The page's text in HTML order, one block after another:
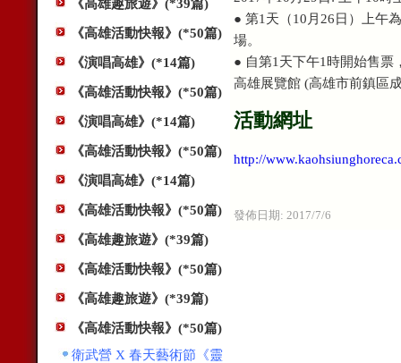
《高雄趣旅遊》(*39篇)
《高雄活動快報》(*50篇)
《演唱高雄》(*14篇)
《高雄活動快報》(*50篇)
《演唱高雄》(*14篇)
《高雄活動快報》(*50篇)
《演唱高雄》(*14篇)
《高雄活動快報》(*50篇)
《高雄趣旅遊》(*39篇)
《高雄活動快報》(*50篇)
《高雄趣旅遊》(*39篇)
《高雄活動快報》(*50篇)
衛武營 X 春天藝術節《靈
● 第1天（10月26日）上午
場。
● 自第1天下午1時開始售票
高雄展覽館 (高雄市前鎮區
活動網址
http://
發佈日期: 2017/7/6